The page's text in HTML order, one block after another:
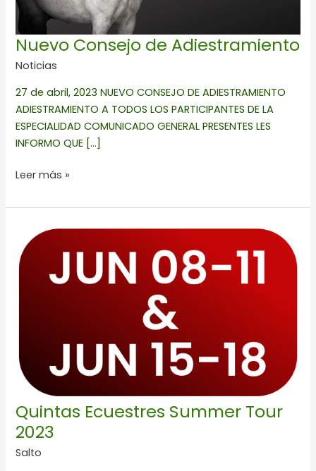
Nuevo Consejo de Adiestramiento
Noticias
27 de abril, 2023 NUEVO CONSEJO DE ADIESTRAMIENTO
ADIESTRAMIENTO A TODOS LOS PARTICIPANTES DE LA
ESPECIALIDAD COMUNICADO GENERAL PRESENTES LES
INFORMO QUE […]
Leer más »
Quintas Ecuestres Summer Tour
2023
Salto
Ecuestres
Summer
Tour